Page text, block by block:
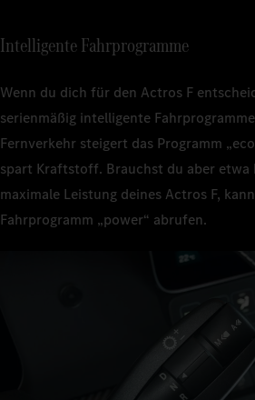
Intelligente Fahrprogramme
Wenn du dich für den Actros F
serienmäßig intelligente
Fernverkehr steigert das Programm
spart Kraftstoff. Brauchst du aber etwa
maximale Leistung deines Actros F,
Fahrprogramm „power“ abrufen.